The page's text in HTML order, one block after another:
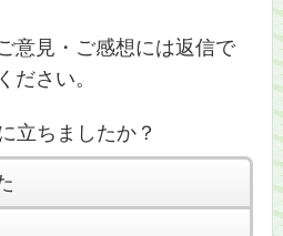
意見・ご感想には返信で
ださい。
立ちましたか？